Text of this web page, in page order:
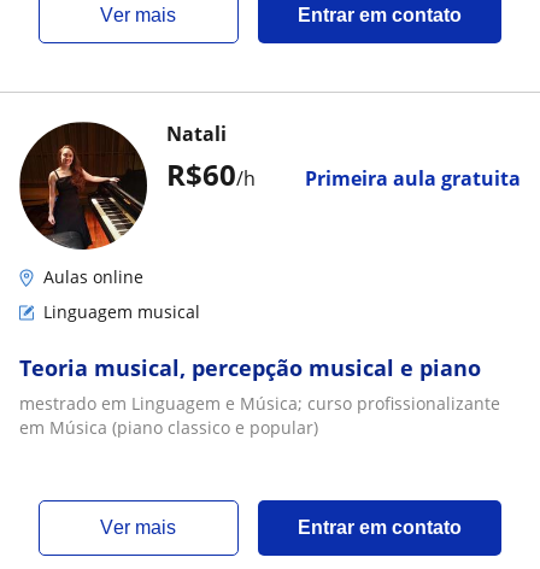
ver mais Entrar em contato
R$60/h Primeira aula gratuita
Natali
Aulas online
Linguagem musical
Teoria musical, percepção musical e piano
mestrado em Linguagem e Música; curso profissionalizante
em Música (piano classico e popular)
ver mais Entrar em contato